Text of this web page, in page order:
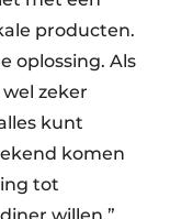
producten.
oplossing. Als
zeker
kunt
komen
tot